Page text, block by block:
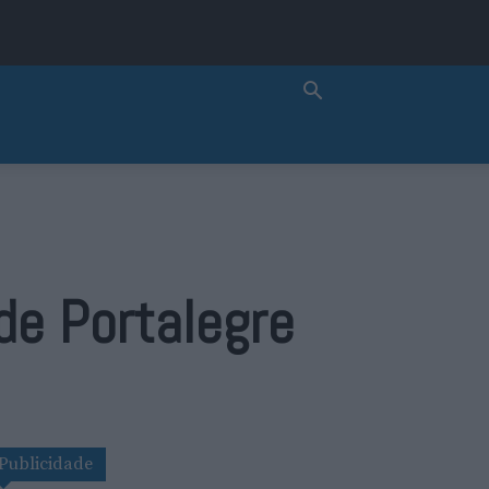
Portalegre
Publicidade